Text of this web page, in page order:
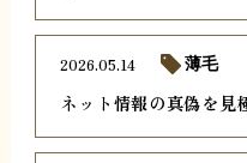
ネット情報の真偽を見
2026.05.14 薄毛